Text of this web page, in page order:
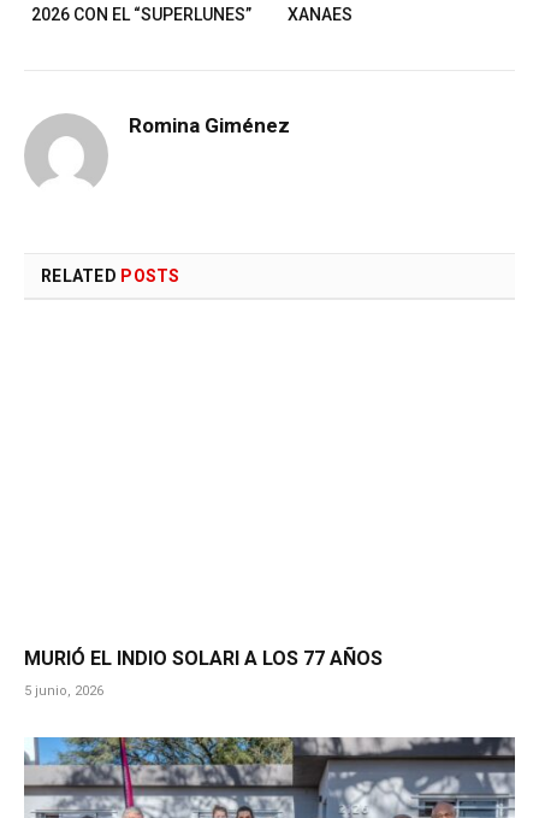
2026 CON EL “SUPERLUNES”
XANAES
Romina Giménez
RELATED POSTS
MURIÓ EL INDIO SOLARI A LOS 77 AÑOS
5 junio, 2026